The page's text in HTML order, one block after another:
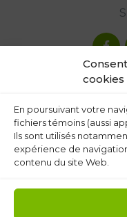
cookies
En poursuivant votre
fichiers témoins (aussi
Ils sont utilisés
expérience de
contenu du site Web.